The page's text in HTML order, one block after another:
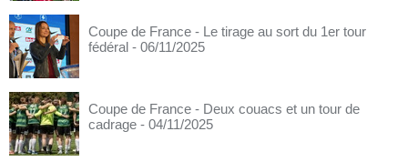
Coupe de France - Le tirage au sort du 1er tour
fédéral - 06/11/2025
Coupe de France - Deux couacs et un tour de
cadrage - 04/11/2025